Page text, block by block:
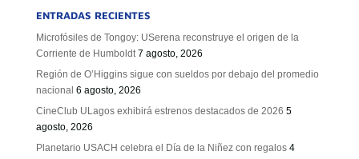
ENTRADAS RECIENTES
Microfósiles de Tongoy: USerena reconstruye el origen de la
Corriente de Humboldt 7 agosto, 2026
Región de O’Higgins sigue con sueldos por debajo del promedio
nacional 6 agosto, 2026
CineClub ULagos exhibirá estrenos destacados de 2026 5
agosto, 2026
Planetario USACH celebra el Día de la Niñez con regalos 4